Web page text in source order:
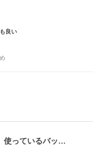
良い
使っているバッ…